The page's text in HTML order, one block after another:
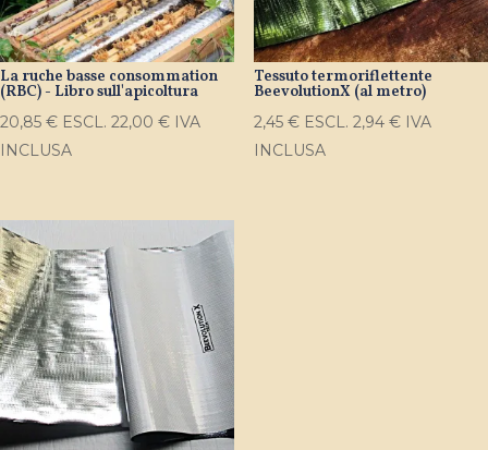
La ruche basse consommation
(RBC) - Libro sull'apicoltura
20,85 € ESCL. 22,00 € IVA
INCLUSA
Tessuto termoriflettente
BeevolutionX (al metro)
2,45 € ESCL. 2,94 €IVA
INCLUSA